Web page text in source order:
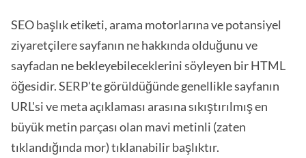
SEO başlık etiketi, arama motorlarına ve potansiyel
ziyaretçilere sayfanın ne hakkında olduğunu ve
sayfadan ne bekleyebileceklerini söyleyen bir HTML
öğesidir. SERP'te görüldüğünde genellikle sayfanın
URL'si ve meta açıklaması arasına sıkıştırılmış en
büyük metin parçası olan mavi metinli (zaten
tıklandığında mor) tıklanabilir başlıktır.